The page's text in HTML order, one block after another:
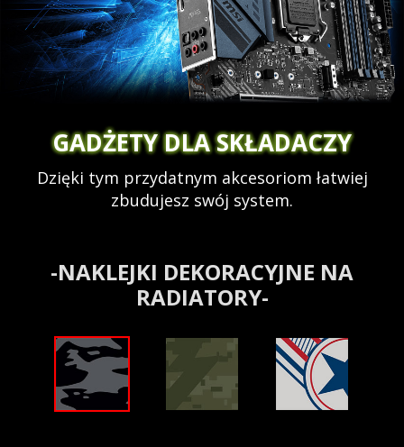
GADŻETY DLA SKŁADACZY
Dzięki tym przydatnym akcesoriom łatwiej
zbudujesz swój system.
-NAKLEJKI DEKORACYJNE NA
RADIATORY-